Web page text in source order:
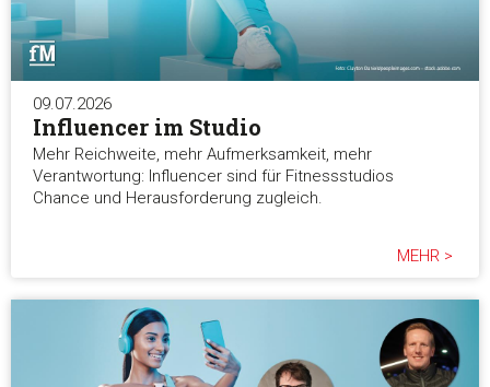
Auswahl erlauben
09.07.2026
Influencer im Studio
Mehr Reichweite, mehr Aufmerksamkeit, mehr
Verantwortung: Influencer sind für Fitnessstudios
Chance und Herausforderung zugleich.
MEHR >